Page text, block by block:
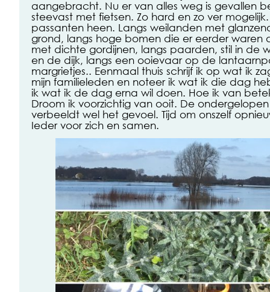
aangebracht. Nu er van alles weg is gevallen
steevast met fietsen. Zo hard en zo ver
passanten heen. Langs weilanden met
grond, langs hoge bomen die er eerder waren
met dichte gordijnen, langs paarden, stil in de
en de dijk, langs een ooievaar op de
margrietjes.. Eenmaal thuis schrijf ik op wat ik
mijn familieleden en noteer ik wat ik die dag
ik wat ik de dag erna wil doen. Hoe ik van
Droom ik voorzichtig van ooit. De
verbeeldt wel het gevoel. Tijd om onszelf
Ieder voor zich en samen.